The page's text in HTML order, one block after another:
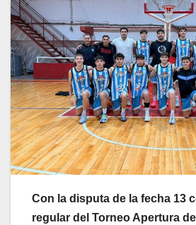
Con la disputa de la fecha 13
regular del Torneo Apertura